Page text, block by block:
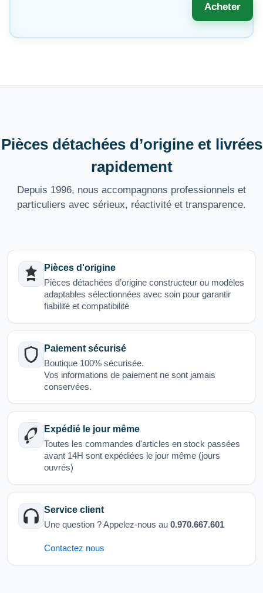
Acheter
Pièces détachées d’origine et livrées
rapidement
Depuis 1996, nous accompagnons professionnels et
particuliers avec sérieux, réactivité et transparence.
Pièces d'origine
Pièces détachées d’origine constructeur ou modèles
adaptables sélectionnées avec soin pour garantir
fiabilité et compatibilité
Paiement sécurisé
Boutique 100% sécurisée.
Vos informations de paiement ne sont jamais
conservées.
Expédié le jour même
Toutes les commandes d'articles en stock passées
avant 14H sont expédiées le jour même (jours
ouvrés)
Service client
Une question ? Appelez-nous au 0.970.667.601
Contactez nous